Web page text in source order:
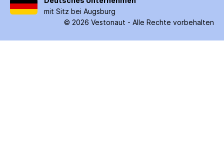
mit Sitz bei Augsburg
© 2026 Vestonaut - Alle Rechte vorbehalten